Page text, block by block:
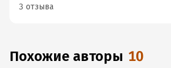
3 отзыва
Похожие авторы 10